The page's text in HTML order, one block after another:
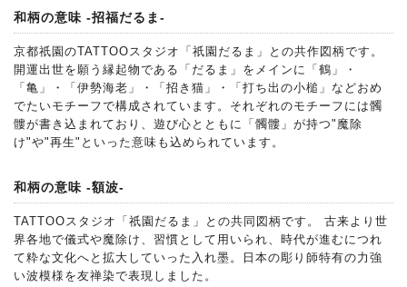
和柄の意味 -招福だるま-
京都祇園のTATTOOスタジオ「祇園だるま」との共作図柄です。
開運出世を願う縁起物である「だるま」をメインに「鶴」・
「亀」・「伊勢海老」・「招き猫」・「打ち出の小槌」などおめ
でたいモチーフで構成されています。それぞれのモチーフには髑
髏が書き込まれており、遊び心とともに「髑髏」が持つ"魔除
け"や"再生"といった意味も込められています。
和柄の意味 -額波-
TATTOOスタジオ「祇園だるま」との共同図柄です。 古来より世
界各地で儀式や魔除け、習慣として用いられ、時代が進むにつれ
て粋な文化へと拡大していった入れ墨。日本の彫り師特有の力強
い波模様を友禅染で表現しました。